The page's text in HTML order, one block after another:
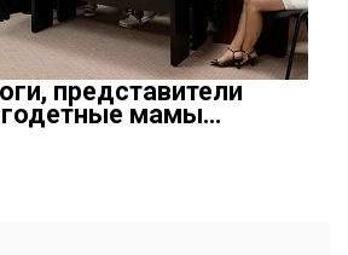
представители
мамы…